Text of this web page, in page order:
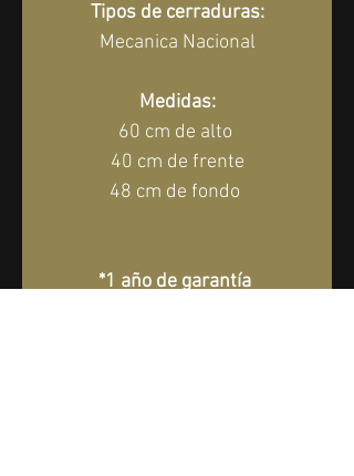
Tipos de cerraduras:
Mecanica Nacional
Medidas:
60 cm de alto
40 cm de frente
48 cm de fondo
*1 año de garantía